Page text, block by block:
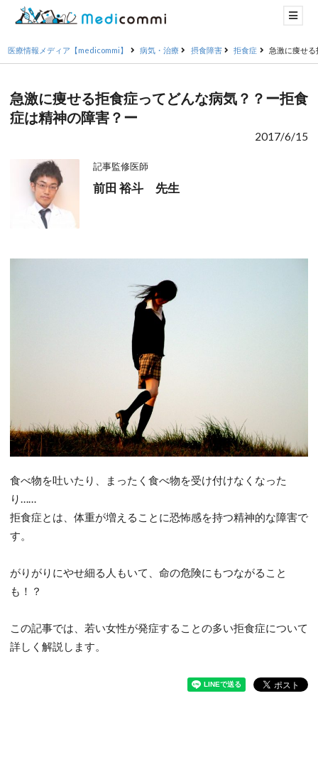
医療情報メディア【medicommi】 病気・治療 摂食障害 拒食症 急激に痩せ
急激に痩せる拒食症ってどんな病気？？ー拒食
症は精神の障害？ー
2017/6/15
記事監修医師
前田 裕斗 先生
食べ物を吐いたり、まったく食べ物を受け付けなくなった
り……
拒食症とは、体重が増えることに恐怖感を持つ精神的な障害で
す。
がりがりにやせ細る人もいて、命の危険にもつながること
も！？
この記事では、若い女性が発症することの多い拒食症について
詳しく解説します。